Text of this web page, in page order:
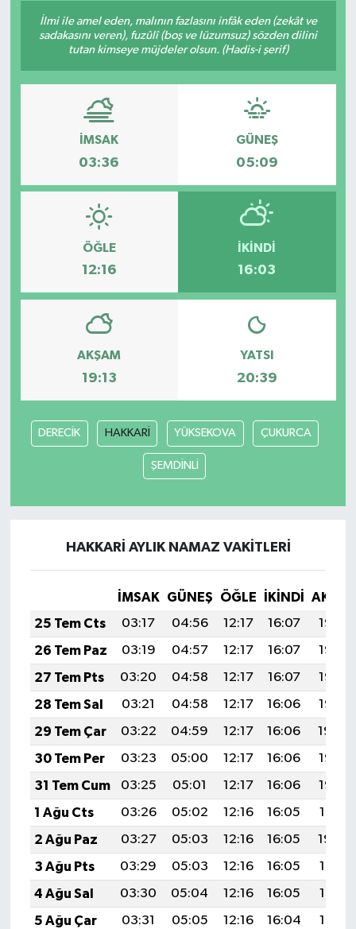
İlmi ile amel eden, malının fazlasını infâk eden (zekât ve
sadakasını veren), fuzûlî (boş ve lüzumsuz) sözden dilini
tutan kimseye müjdeler olsun. (Hadis-i şerif)
İMSAK
03:36
GÜNEŞ
05:09
ÖĞLE
12:16
İKINDI
16:03
AKŞAM
19:13
YATSI
20:39
DERECİK HAKKARİ YÜKSEKOVA ÇUKURCA
ŞEMDİNLİ
HAKKARİ AYLIK NAMAZ VAKITLERI
İMSAK GÜNEŞ ÖĞLE İKINDI
25 Tem Cts
03:17 04:56 12:17 16:07
19:27
26 Tem Paz
03:19 04:57 12:17 16:07
19:26
27 Tem Pts
03:20 04:58 12:17 16:07
19:26
28 Tem Sal
03:21 04:58 12:17 16:06
19:25
29 Tem Çar
03:22 04:59 12:17 16:06
19:24
30 Tem Per
03:23 05:00 12:17 16:06
19:23
31 Tem Cum
03:25 05:01 12:17 16:06
19:22
1 Ağu Cts
03:26 05:02 12:16 16:05
19:21
2 Ağu Paz
03:27 05:03 12:16 16:05
19:20
3 Ağu Pts
03:29 05:03 12:16 16:05
19:19
4 Ağu Sal
03:30 05:04 12:16 16:05
19:18
5 Ağu Çar
03:31 05:05 12:16 16:04
19:17
Son Dakika
Teknoloji